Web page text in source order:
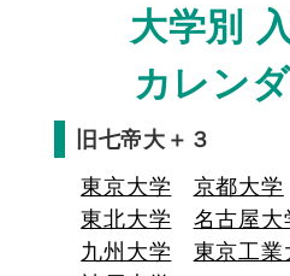
大学別
カレン
旧七帝大＋３
東京大学
京都大学
東北大学
名古屋大
九州大学
東京工業